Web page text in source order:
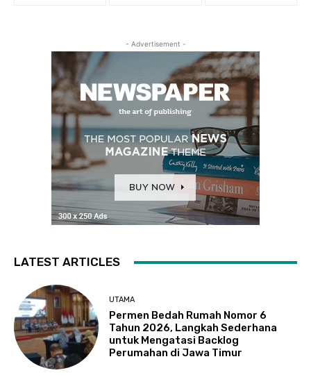
- Advertisement -
LATEST ARTICLES
UTAMA
Permen Bedah Rumah Nomor 6
Tahun 2026, Langkah Sederhana
untuk Mengatasi Backlog
Perumahan di Jawa Timur